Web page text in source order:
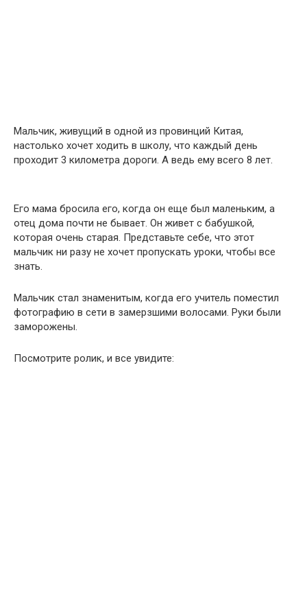
Мальчик, живущий в одной из провинций Китая,
настолько хочет ходить в школу, что каждый день
проходит 3 километра дороги. А ведь ему всего 8 лет.
Его мама бросила его, когда он еще был маленьким, а
отец дома почти не бывает. Он живет с бабушкой,
которая очень старая. Представьте себе, что этот
мальчик ни разу не хочет пропускать уроки, чтобы все
знать.
Мальчик стал знаменитым, когда его учитель поместил
фотографию в сети в замерзшими волосами. Руки были
заморожены.
Посмотрите ролик, и все увидите: